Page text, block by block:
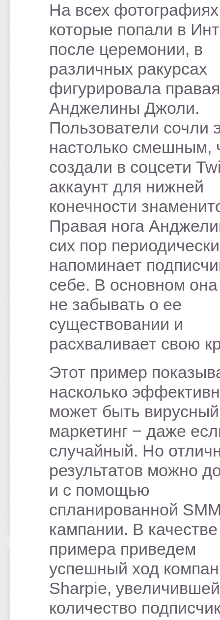
На всех
которые попали в
после церемонии, в
различных ракурсах
фигурировала
Анджелины Джоли.
Пользователи сочли
настолько смешным,
создали в соцсети
аккаунт для нижней
конечности
Правая нога
сих пор периодически
напоминает
себе. В основном она
не забывать о ее
существовании и
расхваливает свою
Этот пример
насколько
может быть вирусный
маркетинг − даже
случайный. Но
результатов можно
и с помощью
спланированной
кампании. В качестве
примера приведем
успешный ход
Sharpie, увеличившей
количество